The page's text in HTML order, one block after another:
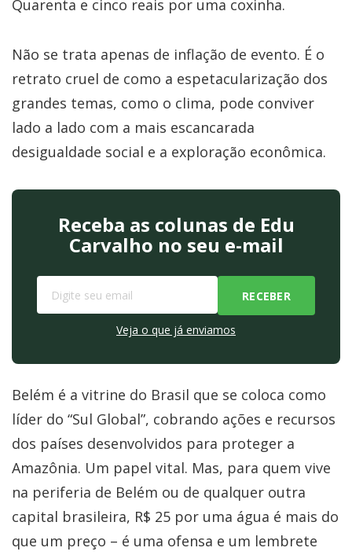
Quarenta e cinco reais por uma coxinha.
Não se trata apenas de inflação de evento. É o
retrato cruel de como a espetacularização dos
grandes temas, como o clima, pode conviver
lado a lado com a mais escancarada
desigualdade social e a exploração econômica.
Receba as colunas de Edu
Carvalho no seu e-mail
Veja o que já enviamos
Belém é a vitrine do Brasil que se coloca como
líder do “Sul Global”, cobrando ações e recursos
dos países desenvolvidos para proteger a
Amazônia. Um papel vital. Mas, para quem vive
na periferia de Belém ou de qualquer outra
capital brasileira, R$ 25 por uma água é mais do
que um preço – é uma ofensa e um lembrete